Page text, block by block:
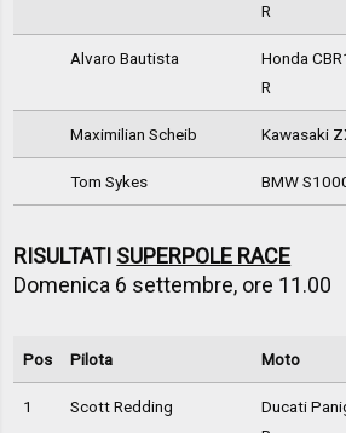
R
Alvaro Bautista
Honda
R
Maximilian Scheib Kawasaki
Tom Sykes BMW
RISULTATI SUPERPOLE RACE
Domenica 6 settembre, ore 11.00
Pos Pilota Moto
1 Scott Redding
Ducati